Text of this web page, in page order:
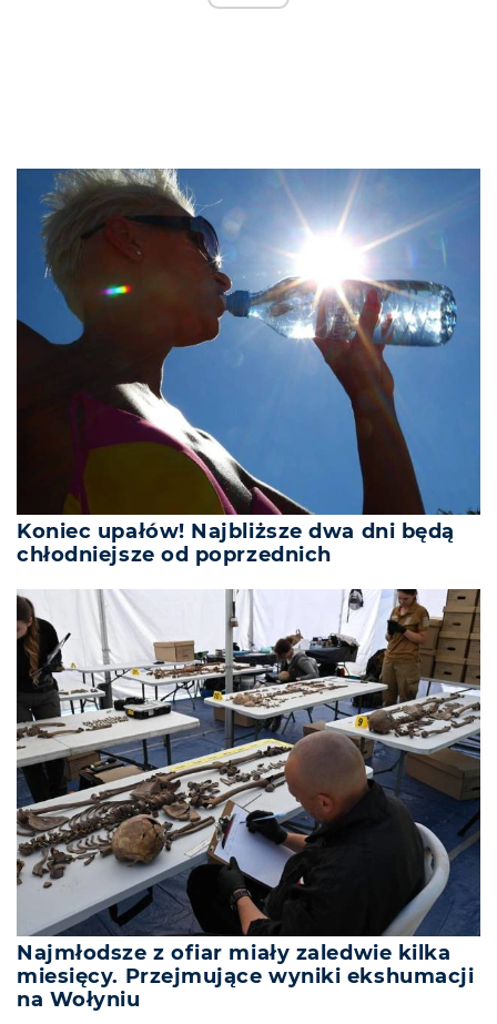
Koniec upałów! Najbliższe dwa dni będą
chłodniejsze od poprzednich
Najmłodsze z ofiar miały zaledwie kilka
miesięcy. Przejmujące wyniki ekshumacji
na Wołyniu